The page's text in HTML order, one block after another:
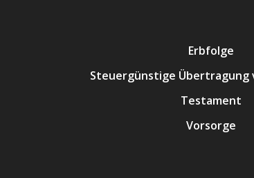
Erbfolge
Steuergünstige Übertragung
Testament
Vorsorge